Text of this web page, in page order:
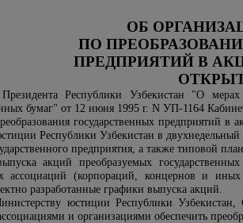
ОБ
ПО
ПРЕДПРИЯТИЙ В
Республики Узбекистан "О мерах
бумаг" от 12 июня 1995 г. N УП-1164
государственных предприятий в
Республики Узбекистан в
предприятия, а также типовой
акций преобразуемых
ассоциаций (корпораций, концернов и
разработанные графики выпуска акций.
юстиции Республики
и организациями обеспечить